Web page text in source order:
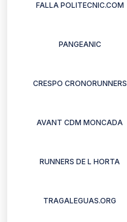
FALLA POLITECNIC.COM
PANGEANIC
CRESPO CRONORUNNERS
AVANT CDM MONCADA
RUNNERS DE L HORTA
TRAGALEGUAS.ORG